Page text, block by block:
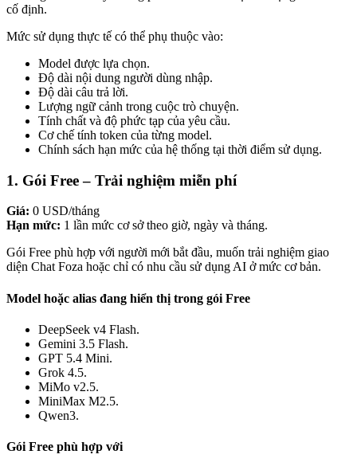
cố định.
Mức sử dụng thực tế có thể phụ thuộc vào:
Model được lựa chọn.
Độ dài nội dung người dùng nhập.
Độ dài câu trả lời.
Lượng ngữ cảnh trong cuộc trò chuyện.
Tính chất và độ phức tạp của yêu cầu.
Cơ chế tính token của từng model.
Chính sách hạn mức của hệ thống tại thời điểm sử dụng.
1. Gói Free – Trải nghiệm miễn phí
Giá: 0 USD/tháng
Hạn mức: 1 lần mức cơ sở theo giờ, ngày và tháng.
Gói Free phù hợp với người mới bắt đầu, muốn trải nghiệm giao
diện Chat Foza hoặc chỉ có nhu cầu sử dụng AI ở mức cơ bản.
Model hoặc alias đang hiển thị trong gói Free
DeepSeek v4 Flash.
Gemini 3.5 Flash.
GPT 5.4 Mini.
Grok 4.5.
MiMo v2.5.
MiniMax M2.5.
Qwen3.
Gói Free phù hợp với